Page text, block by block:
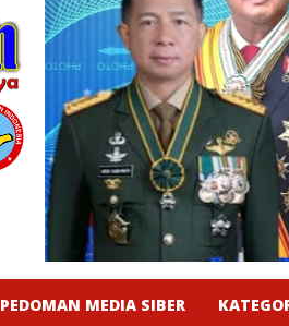
PEDOMAN MEDIA SIBER